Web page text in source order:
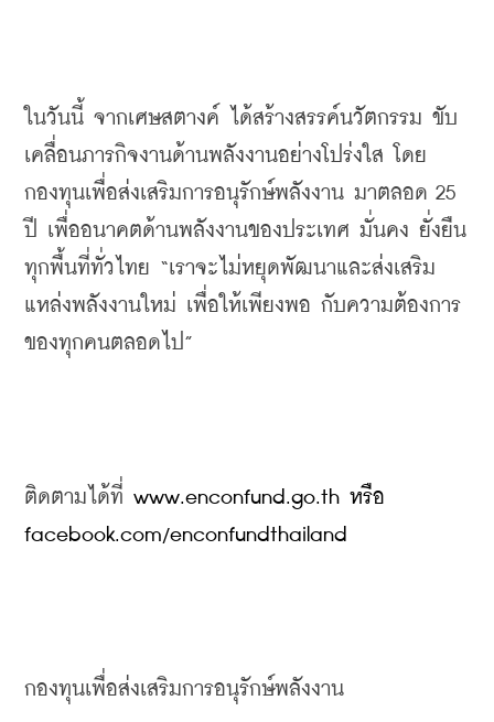
ในวันนี้ จากเศษสตางค์ ได้สร้างสรรค์นวัตกรรม ขับ
เคลื่อนภารกิจงานด้านพลังงานอย่างโปร่งใส โดย
กองทุนเพื่อส่งเสริมการอนุรักษ์พลังงาน มาตลอด 25
ปี เพื่ออนาคตด้านพลังงานของประเทศ มั่นคง ยั่งยืน
ทุกพื้นที่ทั่วไทย “เราจะไม่หยุดพัฒนาและส่งเสริม
แหล่งพลังงานใหม่ เพื่อให้เพียงพอ กับความต้องการ
ของทุกคนตลอดไป”
ติดตามได้ที่ www.enconfund.go.th หรือ
facebook.com/enconfundthailand
กองทุนเพื่อส่งเสริมการอนุรักษ์พลังงาน